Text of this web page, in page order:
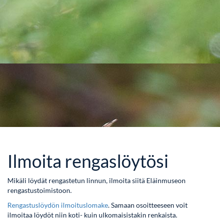
Ilmoita rengaslöytösi
Mikäli löydät rengastetun linnun, ilmoita siitä Eläinmuseon
rengastustoimistoon.
Rengastuslöydön ilmoituslomake. Samaan osoitteeseen voit
ilmoitaa löydöt niin koti- kuin ulkomaisistakin renkaista.